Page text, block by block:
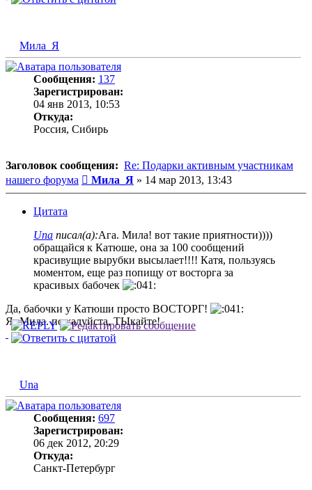
Мила_Я
Сообщения: 137
Зарегистрирован:
04 янв 2013, 10:53
Откуда:
Россия, Сибирь
Заголовок сообщения: Re: Подарки активным участникам
нашего форума
Сообщение
Мила_Я » 14 мар 2013, 13:43
Цитата
Una писал(а):Ага. Мила! вот такие приятности))))
обращайся к Катюше, она за 100 сообщений
красивущие вырубки высылает!!!! Катя, пользуясь
моментом, еще раз попищу от восторга за
красивых бабочек
Да, бабочки у Катюши просто ВОСТОРГ!
Я- Мила. пожалуйста, ТЫкайте!
Una
Сообщения: 697
Зарегистрирован:
06 дек 2012, 20:29
Откуда:
Санкт-Петербург